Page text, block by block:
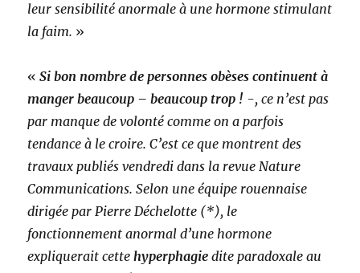
leur sensibilité anormale à une hormone stimulant
la faim. »
«Si bon nombre de personnes obèses continuent à
manger beaucoup – beaucoup trop ! -, ce n’est pas
par manque de volonté comme on a parfois
tendance à le croire. C’est ce que montrent des
travaux publiés vendredi dans la revue Nature
Communications. Selon une équipe rouennaise
dirigée par Pierre Déchelotte (*), le
fonctionnement anormal d’une hormone
expliquerait cettehyperphagie dite paradoxale au